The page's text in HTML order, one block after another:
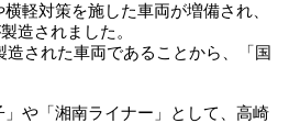
軽対策を施した車両が増備され、
造されました。
造された車両であることから、「国
や「湘南ライナー」として、高崎